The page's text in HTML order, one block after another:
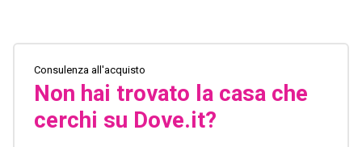
Consulenza all'acquisto
Non hai trovato la casa che
cerchi su Dove.it?